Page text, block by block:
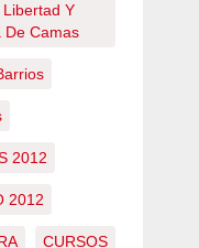
Y
De Camas
2012
2012
CURSOS